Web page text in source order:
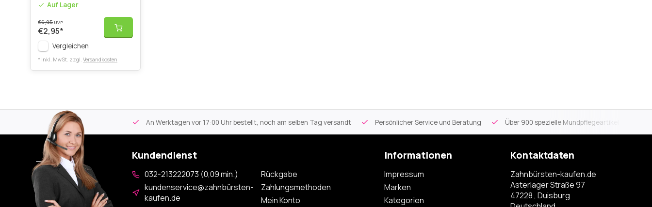
Auf Lager
€6,95UVP
€2,95*
Vergleichen
* Inkl. MwSt. zzgl. Versandkosten
Kostenloser Versand An Werktagen vor 17:00 Uhr bestellt, noch am selben Tag versandt Persönlicher Service und Beratung Über 900 spezielle Mundpflegeartikel
Kundendienst
032-213222073 (0,09 min.)
kundenservice@zahnbürsten-
kaufen.de
Rückgabe
Zahlungsmethoden
Mein Konto
Informationen
Impressum
Marken
Kategorien
Kontaktdaten
Zahnbürsten-kaufen.de
Asterlager Straße 97
47228 , Duisburg